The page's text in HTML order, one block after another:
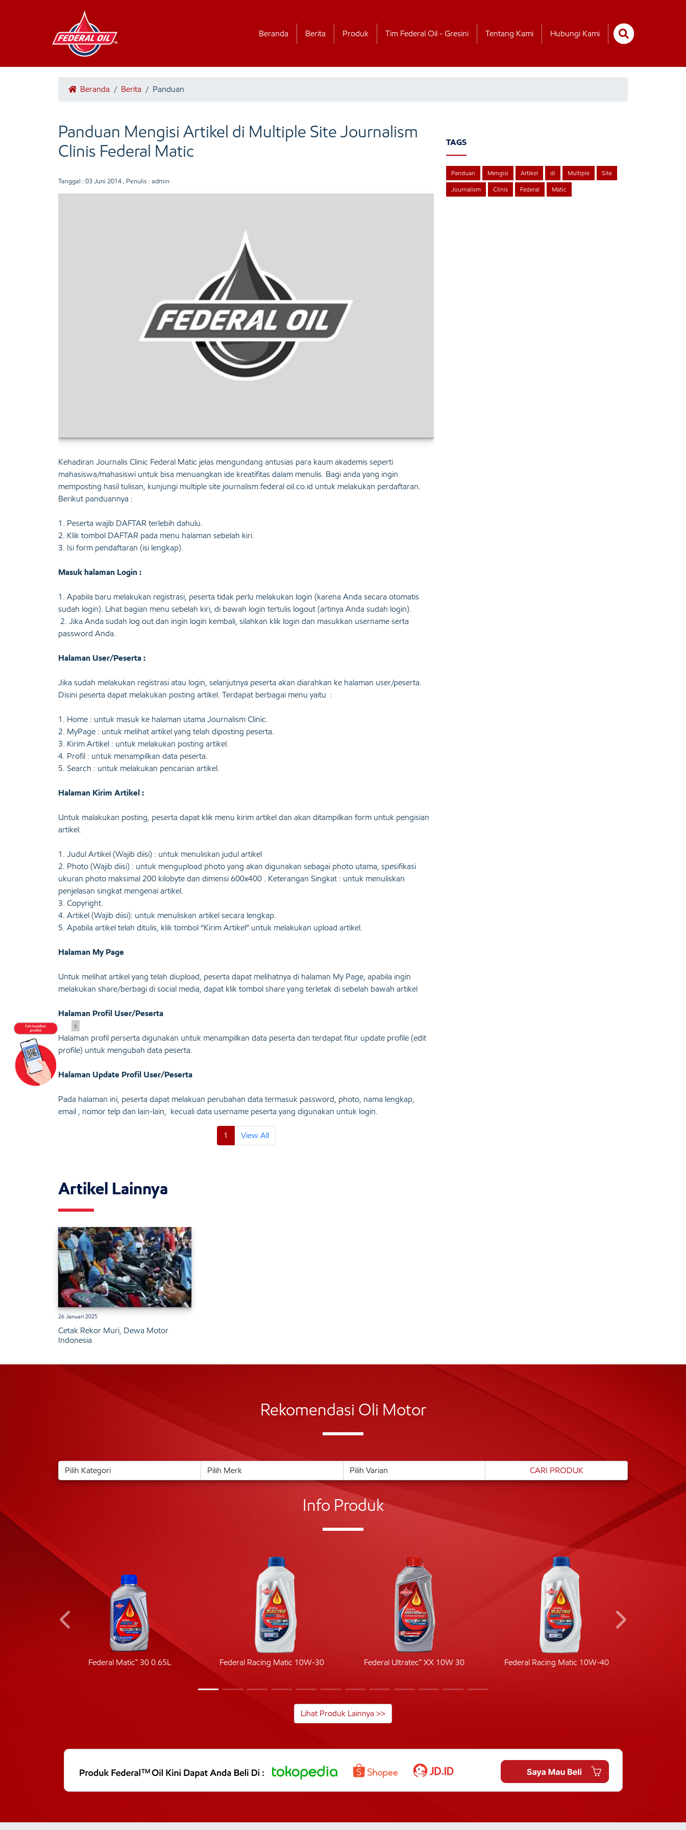
Beranda Berita Produk Tim Federal Oil - Gresini Tentang Kami Hubungi Kami
Beranda / Berita / Panduan
Panduan Mengisi Artikel di Multiple Site Journalism
Clinis Federal Matic
Tanggal : 03 Juni 2014 , Penulis : admin
Kehadiran Journalis Clinic Federal Matic jelas mengundang antusias para kaum akademis seperti
mahasiswa/mahasiswi untuk bisa menuangkan ide kreatifitas dalam menulis. Bagi anda yang ingin
memposting hasil tulisan, kunjungi multiple site journalism.federal oil.co.id untuk melakukan perdaftaran.
Berikut panduannya :
1. Peserta wajib DAFTAR terlebih dahulu.
2. Klik tombol DAFTAR pada menu halaman sebelah kiri.
3. Isi form pendaftaran (isi lengkap).
Masuk halaman Login :
1. Apabila baru melakukan registrasi, peserta tidak perlu melakukan login (karena Anda secara otomatis
sudah login). Lihat bagian menu sebelah kiri, di bawah login tertulis logout (artinya Anda sudah login).
2. Jika Anda sudah log out dan ingin login kembali, silahkan klik login dan masukkan username serta
password Anda.
Halaman User/Peserta :
Jika sudah melakukan registrasi atau login, selanjutnya peserta akan diarahkan ke halaman user/peserta.
Disini peserta dapat melakukan posting artikel. Terdapat berbagai menu yaitu :
1. Home : untuk masuk ke halaman utama Journalism Clinic.
2. MyPage : untuk melihat artikel yang telah diposting peserta.
3. Kirim Artikel : untuk melakukan posting artikel.
4. Profil : untuk menampilkan data peserta.
5. Search : untuk melakukan pencarian artikel.
Halaman Kirim Artikel :
Untuk malakukan posting, peserta dapat klik menu kirim artikel dan akan ditampilkan form untuk pengisian
artikel.
1. Judul Artikel (Wajib diisi) : untuk menuliskan judul artikel
2. Photo (Wajib diisi) : untuk mengupload photo yang akan digunakan sebagai photo utama, spesifikasi
ukuran photo maksimal 200 kilobyte dan dimensi 600x400 . Keterangan Singkat : untuk menuliskan
penjelasan singkat mengenai artikel.
3. Copyright.
4. Artikel (Wajib diisi): untuk menuliskan artikel secara lengkap.
5. Apabila artikel telah ditulis, klik tombol “Kirim Artikel” untuk melakukan upload artikel.
Halaman My Page
Untuk melihat artikel yang telah diupload, peserta dapat melihatnya di halaman My Page, apabila ingin
melakukan share/berbagi di social media, dapat klik tombol share yang terletak di sebelah bawah artikel
Halaman Profil User/Peserta
Halaman profil perserta digunakan untuk menampilkan data peserta dan terdapat fitur update profile (edit
profile) untuk mengubah data peserta.
Halaman Update Profil User/Peserta
Pada halaman ini, peserta dapat melakuan perubahan data termasuk password, photo, nama lengkap,
email , nomor telp dan lain-lain, kecuali data username peserta yang digunakan untuk login.
1 View All
TAGS
Panduan Mengisi Artikel di Multiple Site
Journalism Clinis Federal Matic
Artikel Lainnya
26 Januari 2025
Cetak Rekor Muri, Dewa Motor
Indonesia
Rekomendasi Oli Motor
Info Produk
Federal Matic™ 30 0.65L Federal Racing Matic 10W-30 Federal Ultratec™ XX 10W 30 Federal Racing Matic 10W-40
Lihat Produk Lainnya >>
x